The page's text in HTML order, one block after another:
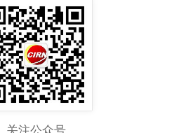
关注公众号